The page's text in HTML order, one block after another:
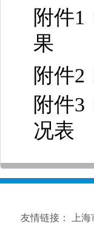
附件1
果
附件2
附件3
况表